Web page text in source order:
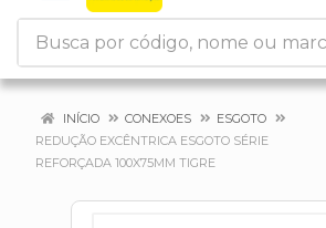
INÍCIO CONEXOES
ESGOTO
REDUÇÃO EXCÊNTRICA ESGOTO SÉRIE
REFORÇADA 100X75MM TIGRE